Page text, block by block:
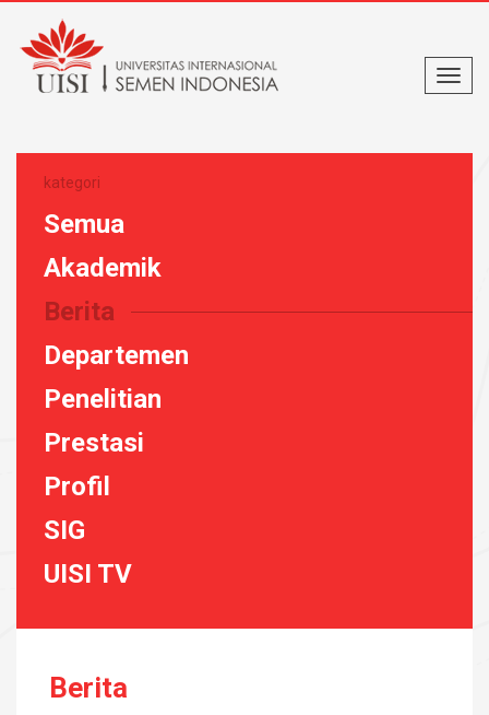
kategori
Semua
Akademik
Berita
Departemen
Penelitian
Prestasi
Profil
SIG
UISI TV
Berita